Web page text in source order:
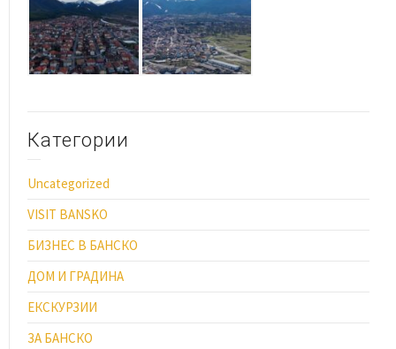
Категории
Uncategorized
VISIT BANSKO
БИЗНЕС В БАНСКО
ДОМ И ГРАДИНА
ЕКСКУРЗИИ
ЗА БАНСКО